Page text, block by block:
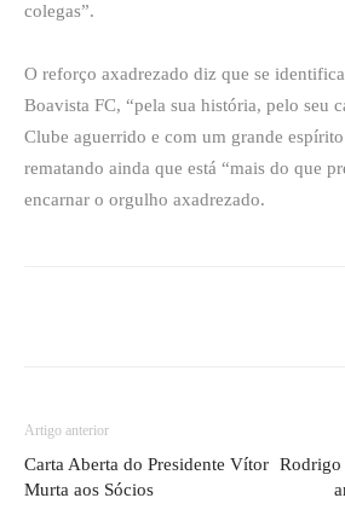
colegas”.
O reforço axadrezado diz que se
Boavista FC, “pela sua história, pelo seu
Clube aguerrido e com um grande
rematando ainda que está “mais do que
encarnar o orgulho axadrezado.
Artigo anterior
Carta Aberta do Presidente Vítor
Murta aos Sócios
Rodrigo